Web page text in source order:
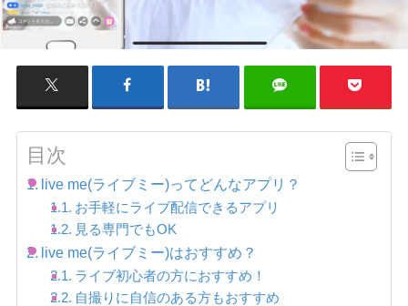
目次
live me(ライブミー)ってどんなアプリ？
お手軽にライブ配信できるアプリ
見る専門でもOK
live me(ライブミー)はおすすめ？
ライブ初心者の方におすすめ！
自撮りに自信のある方もおすすめ